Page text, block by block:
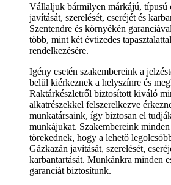
Vállaljuk bármilyen márkájú, típusú
javítását, szerelését, cseréjét és
Szentendre és környékén
több, mint két évtizedes
rendelkezésére.
Igény esetén szakembereink a
belül kiérkeznek a helyszínre és
Raktárkészletről biztosított kiváló
alkatrészekkel felszerelkezve
munkatársaink, így biztosan el
munkájukat. Szakembereink minden
törekednek, hogy a lehető
Gázkazán javítását, szerelését,
karbantartását. Munkánkra minden
garanciát biztosítunk.